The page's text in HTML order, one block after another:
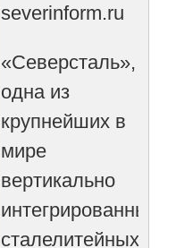
severinform.ru
«Северсталь»,
одна из
крупнейших в
мире
вертикально
интегрированных
сталелитейных